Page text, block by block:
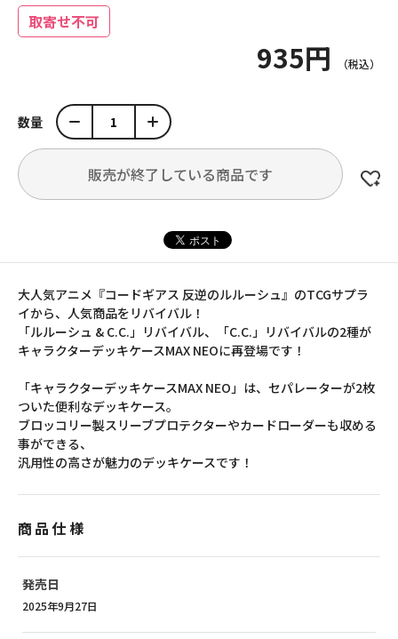
取寄せ不可
935円
数量
販売が終了している商品です
大人気アニメ『コードギアス 反逆のルルーシュ』のTCGサプラ
イから、人気商品をリバイバル！
「ルルーシュ & C.C.」リバイバル、「C.C.」リバイバルの2種が
キャラクターデッキケースMAX NEOに再登場です！
「キャラクターデッキケースMAX NEO」は、セパレーターが2枚
ついた便利なデッキケース。
ブロッコリー製スリーブプロテクターやカードローダーも収める
事ができる、
汎用性の高さが魅力のデッキケースです！
商品仕様
発売日
2025年9月27日